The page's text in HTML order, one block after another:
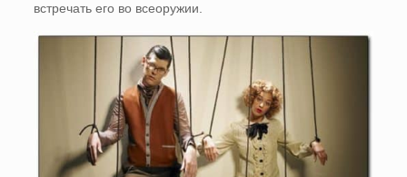
встречать его во всеоружии.